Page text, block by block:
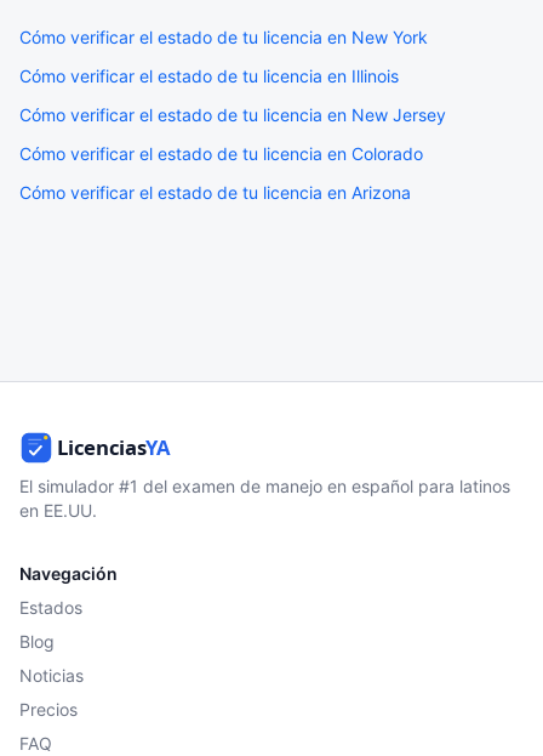
Cómo verificar el estado de tu licencia en New York
Cómo verificar el estado de tu licencia en Illinois
Cómo verificar el estado de tu licencia en New Jersey
Cómo verificar el estado de tu licencia en Colorado
Cómo verificar el estado de tu licencia en Arizona
El simulador #1 del examen de manejo en español para latinos
en EE.UU.
Navegación
Estados
Blog
Noticias
Precios
FAQ